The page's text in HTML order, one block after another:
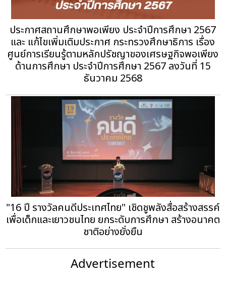
ประกาศสถานศึกษาพอเพียง ประจำปีการศึกษา 2567
และ แก้ไขเพิ่มเติมประกาศ กระทรวงศึกษาธิการ เรื่อง
ศูนย์การเรียนรู้ตามหลักปรัชญาของเศรษฐกิจพอเพียง
ด้านการศึกษา ประจำปีการศึกษา 2567 ลงวันที่ 15
ธันวาคม 2568
"16 ปี รางวัลคนดีประเทศไทย" เชิดชูพลังสื่อสร้างสรรค์
เพื่อเด็กและเยาวชนไทย ยกระดับการศึกษา สร้างอนาคต
ชาติอย่างยั่งยืน
Advertisement